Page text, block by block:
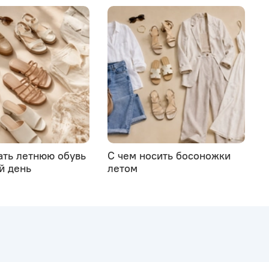
летнюю обувь
день
С чем носить босоножки
летом